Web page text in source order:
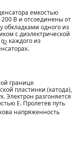
емкостью
В и отсоединены от
обкладками одного из
с диэлектрической
2 каждого из
границе
пластинки (катода),
Электрон разгоняется
Е. Пролетев путь
напряженность